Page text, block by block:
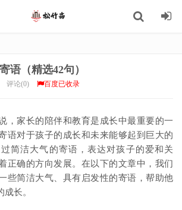
语（精选42句）
评论(0) 百度已收录
，家长的陪伴和教育是成长中最重要的一
语对于孩子的成长和未来能够起到巨大的
简洁大气的寄语，表达对孩子的爱和关
正确的方向发展。在以下的文章中，我们
些简洁大气、具有启发性的寄语，帮助他
长。